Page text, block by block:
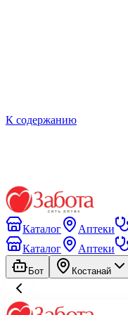
К содержанию
Каталог Аптеки
Каталог
Аптеки
Бот Костанай